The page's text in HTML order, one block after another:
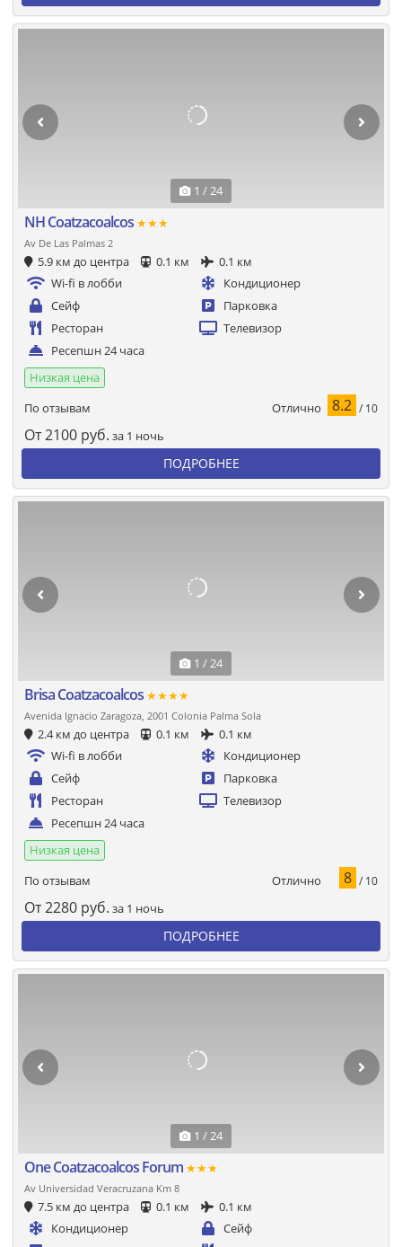
1 / 24
NH Coatzacoalcos ★★★
Av De Las Palmas 2
5.9 км до центра 0.1 км
0.1 км
Wi-fi в лобби
Кондиционер
Сейф
Парковка
Ресторан
Телевизор
Ресепшн 24 часа
Низкая цена
По отзывам
Отлично 8.2 / 10
От2100 руб. за 1 ночь
ПОДРОБНЕЕ
1 / 24
Brisa Coatzacoalcos ★★★★
Avenida Ignacio Zaragoza, 2001 Colonia Palma Sola
2.4 км до центра 0.1 км
0.1 км
Wi-fi в лобби
Кондиционер
Сейф
Парковка
Ресторан
Телевизор
Ресепшн 24 часа
Низкая цена
По отзывам
Отлично 8 / 10
От2280 руб. за 1 ночь
ПОДРОБНЕЕ
1 / 24
One Coatzacoalcos Forum ★★★
Av Universidad Veracruzana Km 8
7.5 км до центра 0.1 км
0.1 км
Кондиционер
Сейф